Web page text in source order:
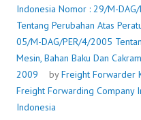
30
JUNI
2009
Indonesia Nomor : 29/M-
Tentang Perubahan Atas
05/M-DAG/PER/4/2005
Mesin, Bahan Baku Dan
2009
byFreight Forwarder
Freight Forwarding Company
Indonesia